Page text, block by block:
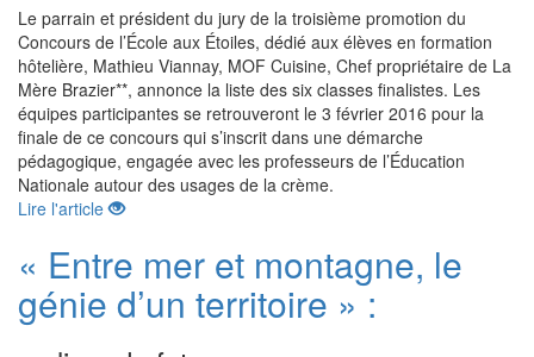
Le parrain et président du jury de la troisième promotion du
Concours de l’École aux Étoiles, dédié aux élèves en formation
hôtelière, Mathieu Viannay, MOF Cuisine, Chef propriétaire de La
Mère Brazier**, annonce la liste des six classes finalistes. Les
équipes participantes se retrouveront le 3 février 2016 pour la
finale de ce concours qui s’inscrit dans une démarche
pédagogique, engagée avec les professeurs de l’Éducation
Nationale autour des usages de la crème.
Lire l'article
« Entre mer et montagne, le
génie d’un territoire » :